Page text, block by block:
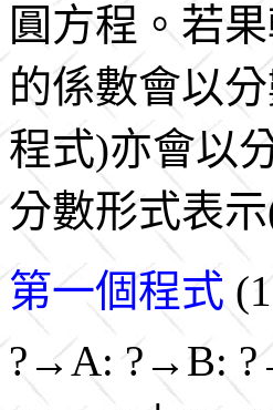
圓方程。若
的係數會以
程式)亦會以
分數形式表
第一個程式
?→A: ?→B: